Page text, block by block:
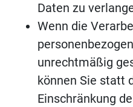
Daten zu
Wenn die
unrechtmäßig
können Sie statt
Einschränkung